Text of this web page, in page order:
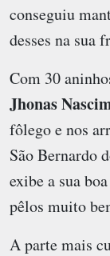
conseguiu
desses na sua
Com 30
Jhonas
fôlego e nos
São Bernardo
exibe a sua
pêlos muito
A parte mais